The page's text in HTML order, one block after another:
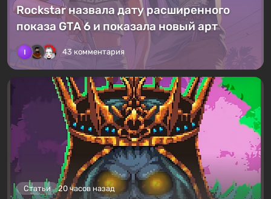
Rockstar назвала дату расширенного
показа GTA 6 и показала новый арт
43 комментария
Статьи 20 часов назад